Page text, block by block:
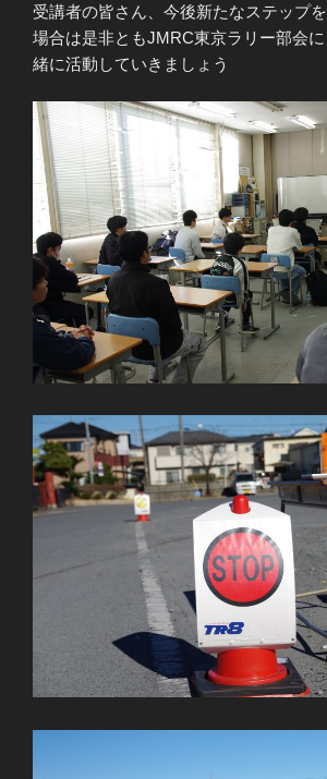
受講者の皆さん、今後新たなステップ
場合は是非ともJMRC東京ラリー部会
緒に活動していきましょう